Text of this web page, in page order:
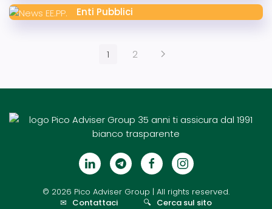
Enti Pubblici
1 2
© 2026 Pico Adviser Group | All rights reserved.
✉ Contattaci 🔍 Cerca sul sito